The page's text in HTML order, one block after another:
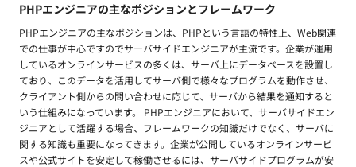
PHPエンジニアの主なポジションとフレームワーク
PHPエンジニアの主なポジションは、PHPという言語の特性上、Web関連
での仕事が中心ですのでサーバサイドエンジニアが主流です。企業が運用
しているオンラインサービスの多くは、サーバ上にデータベースを設置し
ており、このデータを活用してサーバ側で様々なプログラムを動作させ、
クライアント側からの問い合わせに応じて、サーバから結果を通知すると
いう仕組みになっています。 PHPエンジニアにおいて、サーバサイドエン
ジニアとして活躍する場合、フレームワークの知識だけでなく、サーバに
関する知識も重要になってきます。企業が公開しているオンラインサービ
スや公式サイトを安定して稼働させるには、サーバサイドプログラムが安